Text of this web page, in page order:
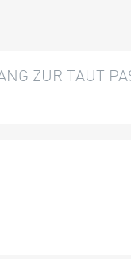
ZUR TAUT